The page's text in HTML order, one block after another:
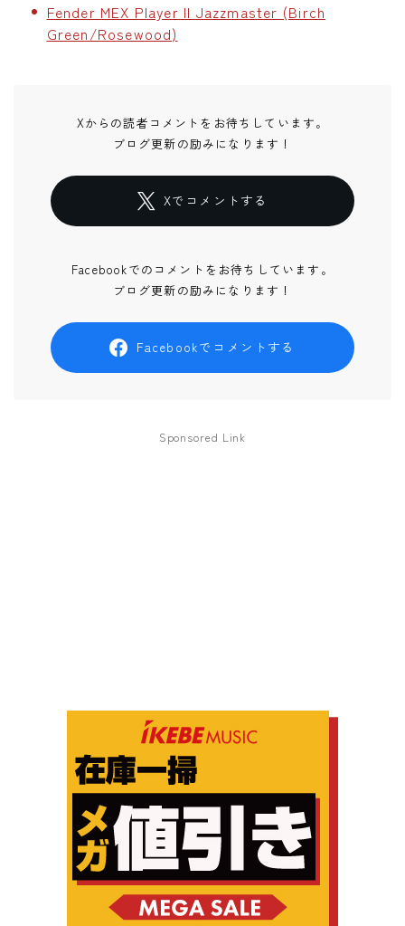
Fender MEX Player II Jazzmaster (Birch
Green/Rosewood)
Xからの読者コメントをお待ちしています。
ブログ更新の励みになります！
Xでコメントする
Facebookでのコメントをお待ちしています。
ブログ更新の励みになります！
Facebookでコメントする
Sponsored Link